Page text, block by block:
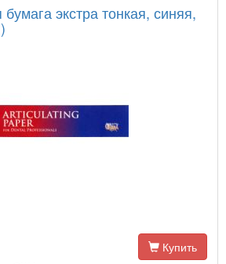
экстра тонкая, синяя,
Купить